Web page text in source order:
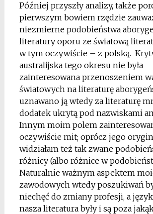
Później przyszły analizy, także
pierwszym bowiem rzędzie
niezmierne podobieństwa
literatury oporu ze światową
w tym oczywiście – z polską.
australijska tego okresu nie była
zainteresowana przenoszeniem
światowych na literaturę
uznawano ją wtedy za literaturę
dodatek ukrytą pod nazwiskami
Innym moim polem
oczywiście mit; oprócz jego
widziałam też tak zwane
różnicy (albo różnice w
Naturalnie ważnym aspektem
zawodowych wtedy poszukiwań
niechęć do zmiany profesji, a
nasza literatura były i są poza